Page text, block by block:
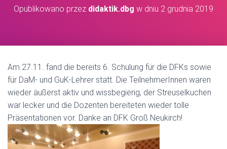
C
Z
A
C
J
Opublikowano przez didaktik.dbg w dniu 2 grudnia 2019
Am 27.11. fand die bereits 6. Schulung für die DFKs sowie
für DaM- und GuK-Lehrer statt. Die TeilnehmerInnen waren
wieder äußerst aktiv und wissbegierig, der Streuselkuchen
war lecker und die Dozenten bereiteten wieder tolle
Präsentationen vor. Danke an DFK Groß Neukirch!